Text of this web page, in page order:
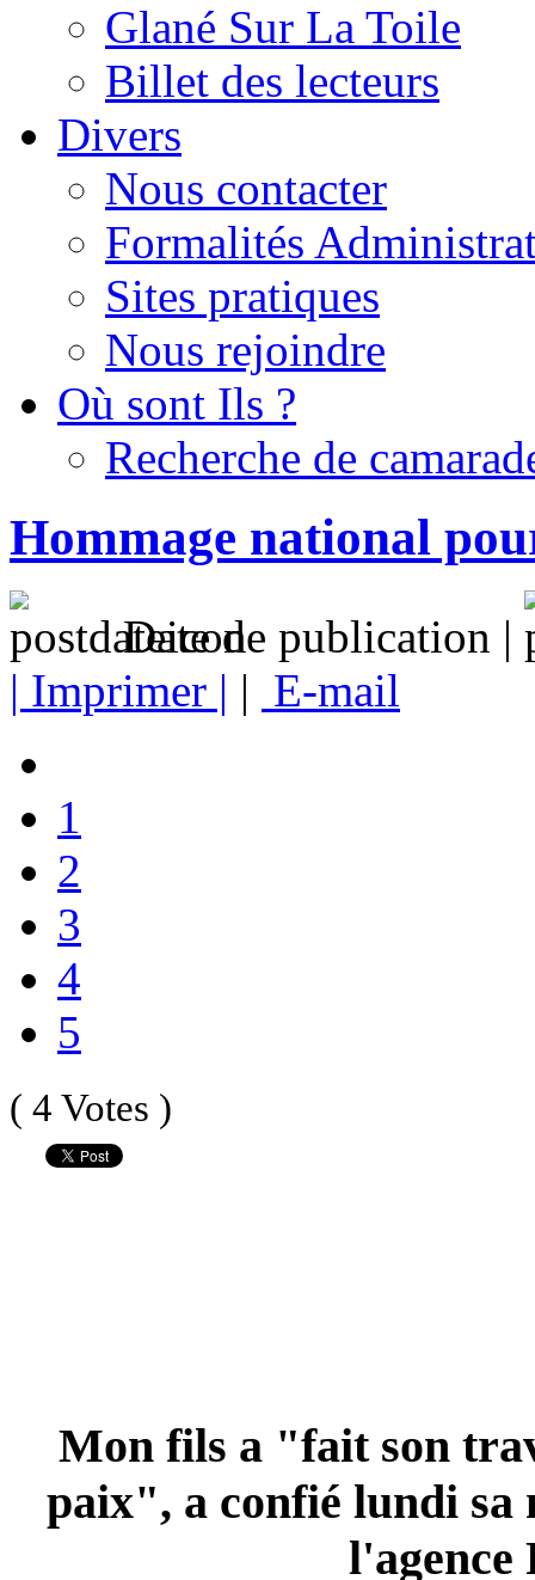
Glané Sur La Toile
Billet des lecteurs
Divers
Nous contacter
Formalités
Sites pratiques
Nous rejoindre
Où sont Ils ?
Recherche de
Hommage national
Date de publication |
| Imprimer | | E-mail
1
2
3
4
5
( 4 Votes )
Mon fils a "fait son
paix", a confié lundi
l'agence